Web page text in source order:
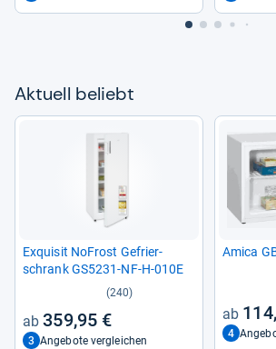
Aktu­ell beliebt
Exqui­sit NoFrost Gefrier­
schrank GS5231-​NF-​H-​010E
(240)
359,95 €
3 Angebote vergleichen
Amica
4